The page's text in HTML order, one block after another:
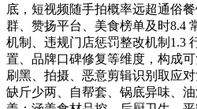
底，短视频随手拍概率远超通俗
群、赞扬平台、美食榜单及时8.4
机制、违规门店惩罚整改机制1.3
置、品牌口碑修复等维度，构成
刷黑、拍摄、恶意剪辑识别取应
缺斤少两、自帮套、锅底异味、